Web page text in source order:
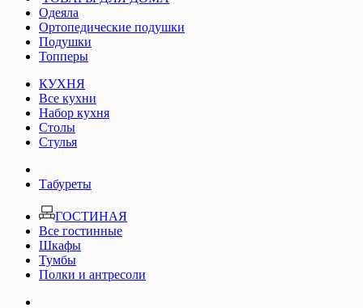
Одеяла
Ортопедические подушки
Подушки
Топперы
КУХНЯ
Все кухни
Набор кухня
Столы
Стулья
Табуреты
ГОСТИНАЯ
Все гостинные
Шкафы
Тумбы
Полки и антресоли